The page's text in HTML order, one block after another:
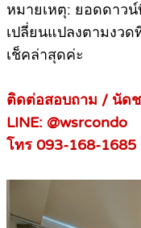
หมายเหตุ: ยอดดาวน์
เปลี่ยนแปลงตามงว
เช็คล่าสุดค่ะ
ติดต่อสอบถาม / นัด
LINE: @wsrcondo
โทร 093-168-